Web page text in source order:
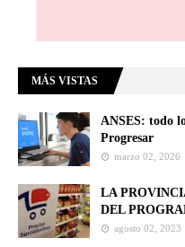
MÁS VISTAS
ANSES: todo
Progresar
marzo 02, 2026
LA
DEL
agosto 02, 2023